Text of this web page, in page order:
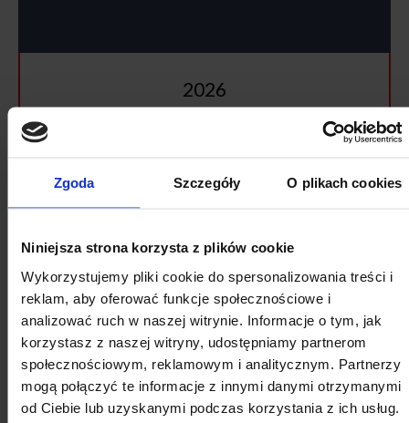
Zgoda Szczegóły O plikach cookies
Niniejsza strona korzysta z plików cookie
Wykorzystujemy pliki cookie do spersonalizowania treści i
reklam, aby oferować funkcje społecznościowe i
analizować ruch w naszej witrynie. Informacje o tym, jak
korzystasz z naszej witryny, udostępniamy partnerom
społecznościowym, reklamowym i analitycznym. Partnerzy
mogą połączyć te informacje z innymi danymi otrzymanymi
od Ciebie lub uzyskanymi podczas korzystania z ich usług.
2026
Pon Cz So
Nd
3 4 5 6 7
10 11 12 13 14 15
17 18 19 20 21 22 23
24 25 26 27 28 29 30
31 1 4 6